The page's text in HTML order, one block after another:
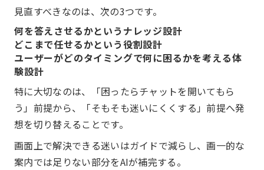
見直すべきなのは、次の3つです。
何を答えさせるかというナレッジ設計
どこまで任せるかという役割設計
ユーザーがどのタイミングで何に困るかを考える体
験設計
特に大切なのは、「困ったらチャットを開いてもら
う」前提から、「そもそも迷いにくくする」前提へ発
想を切り替えることです。
画面上で解決できる迷いはガイドで減らし、画一的な
案内では足りない部分をAIが補完する。